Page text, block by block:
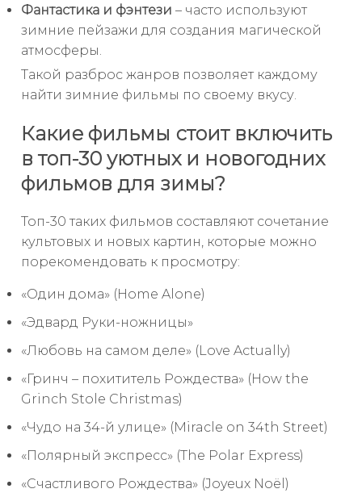
Фантастика и фэнтези – часто используют
зимние пейзажи для создания магической
атмосферы.
Такой разброс жанров позволяет каждому
найти зимние фильмы по своему вкусу.
Какие фильмы стоит включить
в топ-30 уютных и новогодних
фильмов для зимы?
Топ-30 таких фильмов составляют сочетание
культовых и новых картин, которые можно
порекомендовать к просмотру:
«Один дома» (Home Alone)
«Эдвард Руки-ножницы»
«Любовь на самом деле» (Love Actually)
«Гринч – похититель Рождества» (How the
Grinch Stole Christmas)
«Чудо на 34-й улице» (Miracle on 34th Street)
«Полярный экспресс» (The Polar Express)
«Счастливого Рождества» (Joyeux Noël)